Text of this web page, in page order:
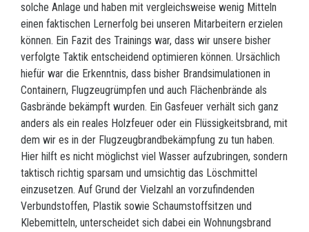
solche Anlage und haben mit vergleichsweise wenig Mitteln
einen faktischen Lernerfolg bei unseren Mitarbeitern erzielen
können. Ein Fazit des Trainings war, dass wir unsere bisher
verfolgte Taktik entscheidend optimieren können. Ursächlich
hiefür war die Erkenntnis, dass bisher Brandsimulationen in
Containern, Flugzeugrümpfen und auch Flächenbrände als
Gasbrände bekämpft wurden. Ein Gasfeuer verhält sich ganz
anders als ein reales Holzfeuer oder ein Flüssigkeitsbrand, mit
dem wir es in der Flugzeugbrandbekämpfung zu tun haben.
Hier hilft es nicht möglichst viel Wasser aufzubringen, sondern
taktisch richtig sparsam und umsichtig das Löschmittel
einzusetzen. Auf Grund der Vielzahl an vorzufindenden
Verbundstoffen, Plastik sowie Schaumstoffsitzen und
Klebemitteln, unterscheidet sich dabei ein Wohnungsbrand